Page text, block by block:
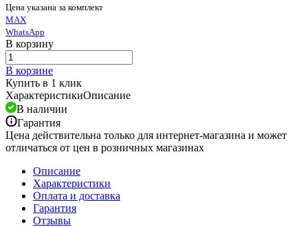
Цена указана за комплект
MAX
WhatsApp
В корзину
В корзине
Купить в 1 клик
ХарактеристикиОписание
В наличии
Гарантия
Цена действительна только для интернет-магазина и может
отличаться от цен в розничных магазинах
Описание
Характеристики
Оплата и доставка
Гарантия
Отзывы